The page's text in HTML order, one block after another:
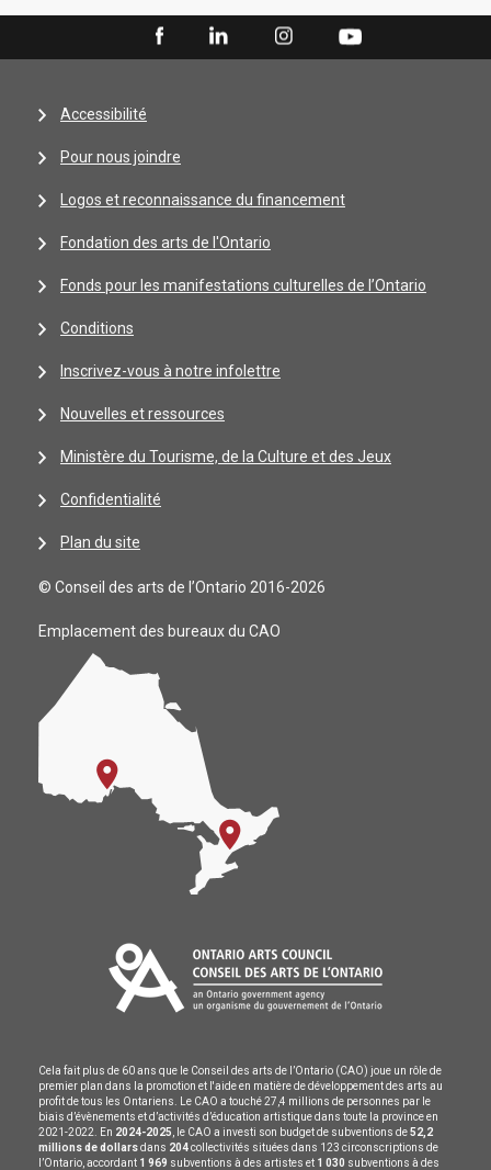
Accessibilité
Pour nous joindre
Logos et reconnaissance du financement
Fondation des arts de l'Ontario
Fonds pour les manifestations culturelles de l’Ontario
Conditions
Inscrivez-vous à notre infolettre
Nouvelles et ressources
Ministère du Tourisme, de la Culture et des Jeux
Confidentialité
Plan du site
© Conseil des arts de l’Ontario 2016-2026
Emplacement des bureaux du CAO
Cela fait plus de 60 ans que le Conseil des arts de l’Ontario (CAO) joue un rôle de
premier plan dans la promotion et l'aide en matière de développement des arts au
profit de tous les Ontariens. Le CAO a touché 27,4 millions de personnes par le
biais d’évènements et d’activités d’éducation artistique dans toute la province en
2021-2022. En 2024-2025 , le CAO a investi son budget de subventions de52,2
millions de dollarsdans 204collectivités situées dans 123 circonscriptions de
l’Ontario, accordant 1 969 subventions à des artistes et 1 030 subventions à des